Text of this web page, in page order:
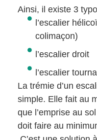
Ainsi, il existe 3
l’escalier
colimaçon)
l’escalier droit
l’escalier
La trémie d’un
simple. Elle fait au
que l’emprise au
doit faire au